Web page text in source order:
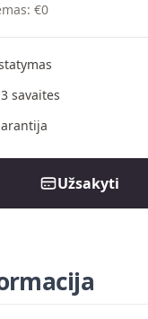
: €0
savaites
Užsakyti